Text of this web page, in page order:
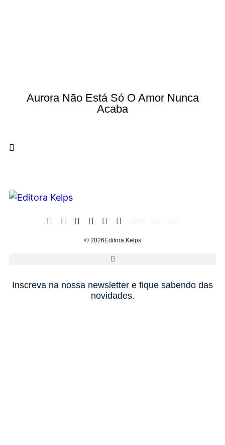
Aurora Não Está Só O Amor Nunca
Acaba
© 2026Editora Kelps
Inscreva na nossa newsletter e fique sabendo das
novidades.